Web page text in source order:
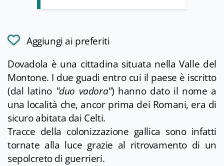
Aggiungi ai preferiti
Dovadola è una cittadina situata nella Valle del
Montone. I due guadi entro cui il paese è iscritto
(dal latino "duo vadora") hanno dato il nome a
una località che, ancor prima dei Romani, era di
sicuro abitata dai Celti.
Tracce della colonizzazione gallica sono infatti
tornate alla luce grazie al ritrovamento di un
sepolcreto di guerrieri.